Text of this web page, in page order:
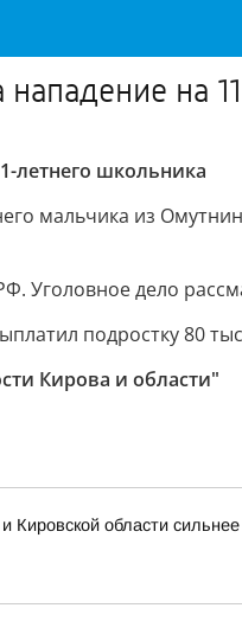
на
летнего школьника
мальчика из
Уголовное дело
подростку 80
Кирова и области"
Кировской области